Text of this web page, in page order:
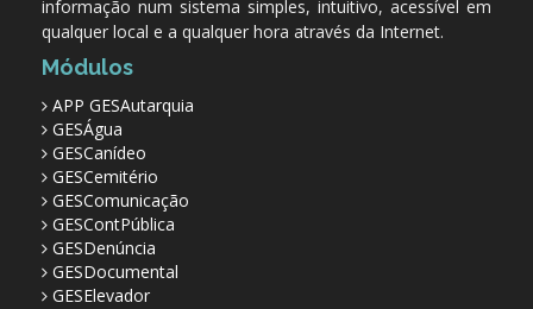
informação num sistema simples, intuitivo, acessível em
qualquer local e a qualquer hora através da Internet.
Módulos
APP GESAutarquia
GESÁgua
GESCanídeo
GESCemitério
GESComunicação
GESContPública
GESDenúncia
GESDocumental
GESElevador